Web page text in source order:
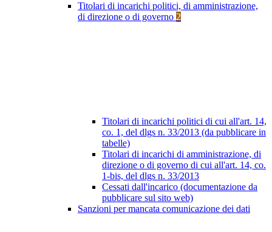
Titolari di incarichi politici, di amministrazione,
di direzione o di governo 2
Titolari di incarichi politici di cui all'art. 14,
co. 1, del dlgs n. 33/2013 (da pubblicare in
tabelle)
Titolari di incarichi di amministrazione, di
direzione o di governo di cui all'art. 14, co.
1-bis, del dlgs n. 33/2013
Cessati dall'incarico (documentazione da
pubblicare sul sito web)
Sanzioni per mancata comunicazione dei dati